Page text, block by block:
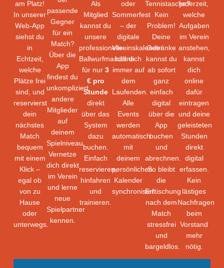
am Platz!
In unserer
Web-App
siehst du
in
Echtzeit,
welche
Plätze frei
sind, und
reservierst
dein
nächstes
Match
bequem
mit einem
Klick –
egal ob
von zu
Hause
oder
unterwegs.
passende
Gegner
für ein
Match?
Über die
App
findest du
unkompliziert
andere
Mitglieder
auf
deinem
Spielniveau.
Vernetze
dich direkt
im Verein
und lerne
neue
Spielpartner
kennen.
Als
Mitglied
kannst du
unsere
professionelle
Ballwurfmaschine
für nur3
€ pro
Stunde
direkt
über das
System
dazu
buchen.
Einfach
reservieren,
hinfahren
und
trainieren.
oder
Sommerfest
– der
digitale
Vereinskalender
hält dich
immer auf
dem
Laufenden.
Alle
Events
werden
automatisch
mit
deinem
persönlichen
Kalender
synchronisiert.
Tennistasche?
Kein
Problem!
Deine
Getränke
kannst du
ab sofort
ganz
einfach
digital
über die
App
buchen
und
abrechnen.
So bleibt
die
Erfrischung
nach dem
Match
stressfrei
und
bargeldlos.
jederzeit,
welche
Aufgaben
im Verein
anstehen,
kannst
dich
online
dafür
eintragen
und deine
geleisteten
Stunden
direkt
digital
erfassen.
Kein
lästiges
Nachfragen
beim
Vorstand
mehr
nötig.